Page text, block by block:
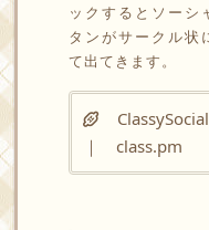
ックするとソーシ
タンがサークル状
て出てきます。
｜ class.pm